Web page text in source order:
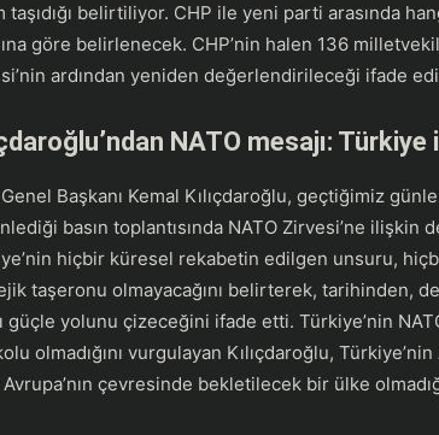
taşıdığı belirtiliyor. CHP ile yeni parti arasında
göre belirlenecek. CHP’nin halen 136
ardından yeniden değerlendirileceği ifade
NATO mesajı:
Başkanı Kemal Kılıçdaroğlu, geçtiğimiz
basın toplantısında NATO Zirvesi’ne
hiçbir küresel rekabetin edilgen unsuru,
taşeronu olmayacağını belirterek, tarihinden,
güçle yolunu çizeceğini ifade etti. Türkiye’nin
olmadığını vurgulayan Kılıçdaroğlu,
çevresinde bekletilecek bir ülke